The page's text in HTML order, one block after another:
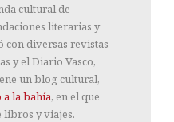
cultural de
literarias y
con diversas revistas
y el Diario Vasco,
un blog cultural,
la bahía, en el que
libros y viajes.